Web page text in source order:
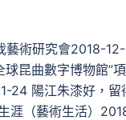
術研究會2018-
昆曲數字博物館”
24 陽江朱漆好，
涯（藝術生活）